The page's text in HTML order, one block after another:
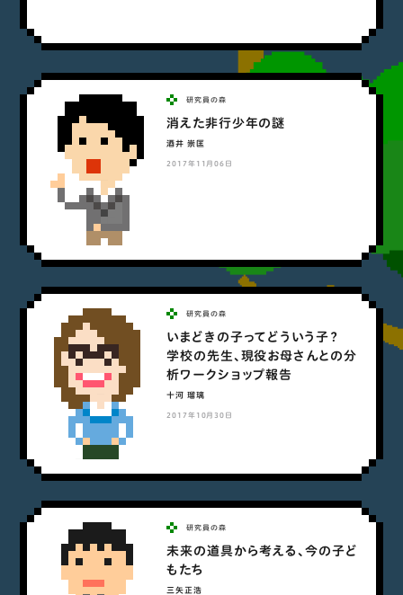
研究員の森
消えた非行少年の謎
酒井 崇匡
2017年11月06日
研究員の森
いまどきの子ってどういう子？
学校の先生、現役お母さんとの分
析ワークショップ報告
十河 瑠璃
2017年10月30日
研究員の森
未来の道具から考える、今の子ど
もたち
三矢正浩